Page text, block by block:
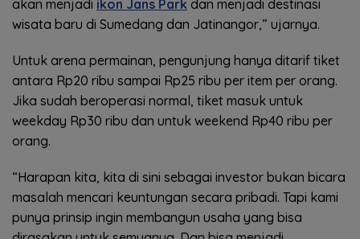
akan menjadi ikon Jans Park dan menjadi destinasi
wisata baru di Sumedang dan Jatinangor,” ujarnya.
Untuk arena permainan, pengunjung hanya ditarif tiket
antara Rp20 ribu sampai Rp25 ribu per item per orang.
Jika sudah beroperasi normal, tiket masuk untuk
weekday Rp30 ribu dan untuk weekend Rp40 ribu per
orang.
“Harapan kita, kita di sini sebagai investor bukan bicara
masalah mencari keuntungan secara pribadi. Tapi kami
punya prinsip ingin membangun usaha yang bisa